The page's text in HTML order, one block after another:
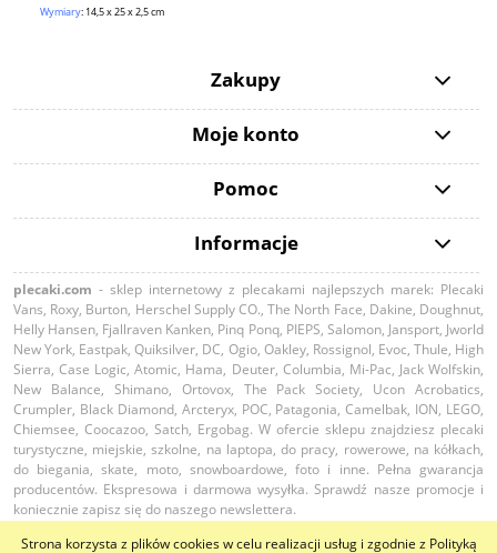
Strona korzysta z plików cookies w celu realizacji usług i zgodnie z Polityką
Wymiary: 14,5 x 25 x 2,5 cm
Zakupy
Moje konto
Pomoc
Informacje
plecaki.com - sklep internetowy z plecakami najlepszych marek: Plecaki
Vans, Roxy, Burton, Herschel Supply CO., The North Face, Dakine, Doughnut,
Helly Hansen, Fjallraven Kanken, Pinq Ponq, PIEPS, Salomon, Jansport, Jworld
New York, Eastpak, Quiksilver, DC, Ogio, Oakley, Rossignol, Evoc, Thule, High
Sierra, Case Logic, Atomic, Hama, Deuter, Columbia, Mi-Pac, Jack Wolfskin,
New Balance, Shimano, Ortovox, The Pack Society, Ucon Acrobatics,
Crumpler, Black Diamond, Arcteryx, POC, Patagonia, Camelbak, ION, LEGO,
Chiemsee, Coocazoo, Satch, Ergobag. W ofercie sklepu znajdziesz plecaki
turystyczne, miejskie, szkolne, na laptopa, do pracy, rowerowe, na kółkach,
do biegania, skate, moto, snowboardowe, foto i inne. Pełna gwarancja
producentów. Ekspresowa i darmowa wysyłka. Sprawdź nasze promocje i
koniecznie zapisz się do naszego newslettera.